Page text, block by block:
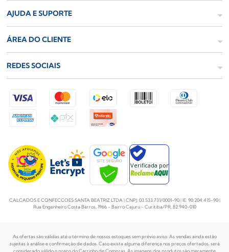
AJUDA E SUPORTE
ÁREA DO CLIENTE
REDES SOCIAIS
Verificada por
CALCADOS E CONFECCOES SANTA BEATRIZ LTDA | CNPJ: 03.533.731/0001-90 | IE: 90.204.415-90 |
Rua Engenheiro Costa Barros, 1966 - Bairro Cajuru - Curitiba/PR, 82.940-010
As ofertas são válidas até o término de nossos estoques sem prévio aviso. As vendas ainda estão
sujeitas à análise e confirmação de dados. Caso exista alguma diferença nos preçosofertados, será
considerado válido o preço do Carrinho de Compras. As imagens dos produtos são meramente